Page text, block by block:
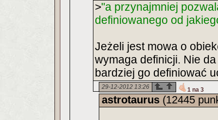
>"a przynajmniej
definiowanego od
Jeżeli jest mowa o
wymaga definicji. Nie
bardziej go definiować
29-12-2012 13:26 1 na 3
astrotaurus (12445